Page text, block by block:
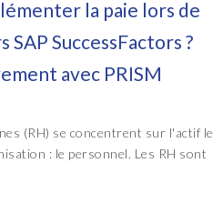
la paie lors de
SAP SuccessFactors ?
avec PRISM
(RH) se concentrent sur l'actif le
: le personnel. Les RH sont